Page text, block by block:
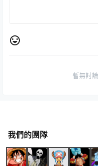
暫無討
我們的團隊